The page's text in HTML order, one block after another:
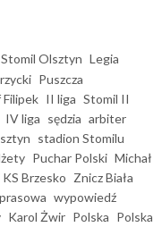
Olsztyn Legia
Puszcza
II liga Stomil II
IV liga sędzia arbiter
stadion Stomilu
Puchar Polski Michał
Brzesko Znicz Biała
wypowiedź
Karol Żwir Polska Polska